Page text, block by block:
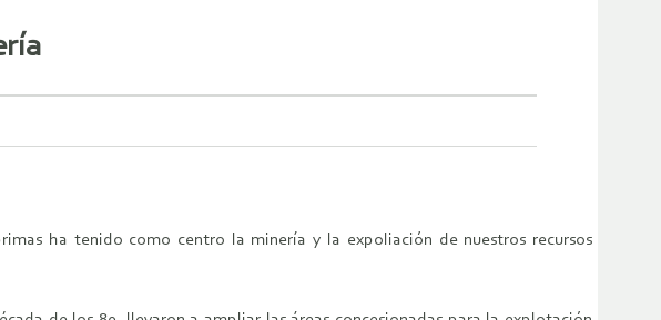
ha tenido como centro la minería y la expoliación de nuestros recursos